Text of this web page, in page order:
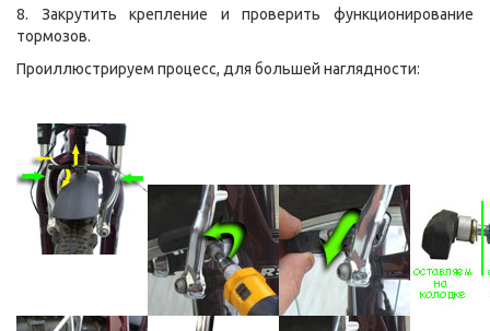
8. Закрутить крепление и проверить функционирование
тормозов.
Проиллюстрируем процесс, для большей наглядности: